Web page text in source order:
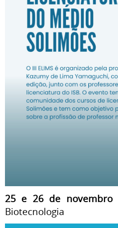
25 e 26 de novembro
Biotecnologia